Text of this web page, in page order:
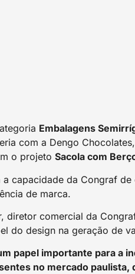
Embalagens
com a Dengo
o projeto Sacola com
capacidade da Congraf
de marca.
diretor comercial da
do design na geração de
papel importante para a
no mercado paulista,